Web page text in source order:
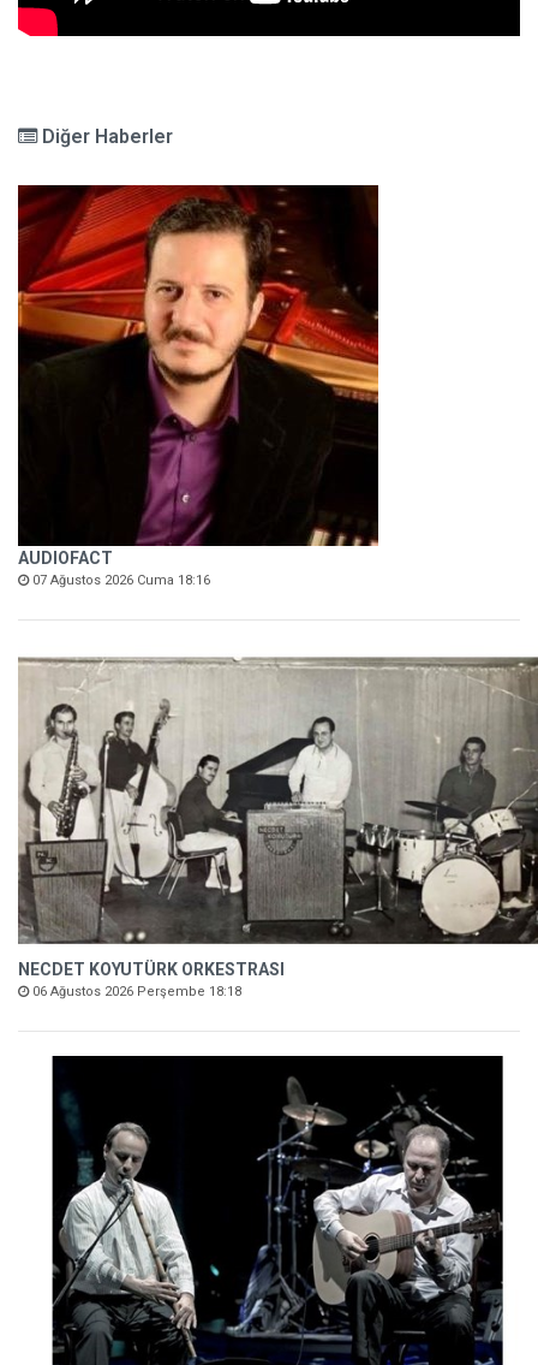
Diğer Haberler
AUDIOFACT
07 Ağustos 2026 Cuma 18:16
NECDET KOYUTÜRK ORKESTRASI
06 Ağustos 2026 Perşembe 18:18